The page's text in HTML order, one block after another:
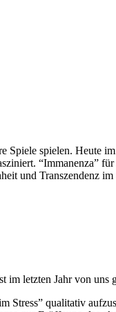
Spiele spielen. Heute
“Immanenza”
und Transzendenz
letzten Jahr von
qualitativ